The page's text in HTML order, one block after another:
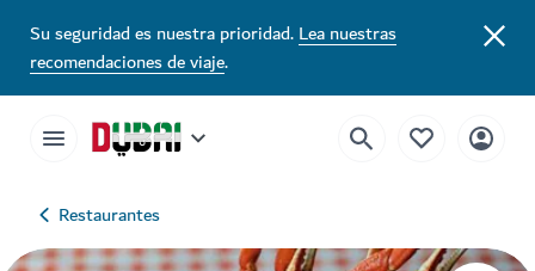
Su seguridad es nuestra prioridad.Lea nuestras
recomendaciones de viaje.
Restaurantes